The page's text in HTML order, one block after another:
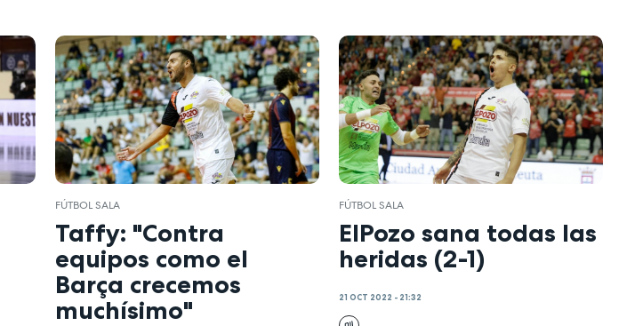
FÚTBOL SALA
Taffy: "Contra
equipos como el
Barça crecemos
muchísimo"
FÚTBOL SALA
ElPozo sana todas las
heridas (2-1)
21 OCT 2022 - 21:32